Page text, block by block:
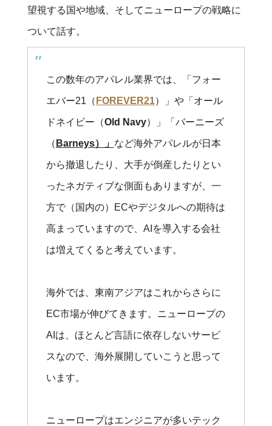
望視する国や地域、そしてニューロープの戦略に
ついて話す。
この数年のアパレル業界では、「フォー
エバー21（ FOREVER21）」や「オール
ドネイビー（Old Navy）」「バーニーズ
（ Barneys）」 など海外アパレルが日本
から撤退したり、大手が倒産したりとい
ったネガティブな側面もありますが、一
方で（国内の）ECやデジタルへの期待は
高まっていますので、AIを導入する会社
は増えてくると考えています。
海外では、東南アジアはこれからさらに
EC市場が伸びてきます。ニューロープの
AIは、ほとんど言語に依存しないサービ
スなので、海外展開していこうと思って
います。
ニューロープはエンジニアが多いテック